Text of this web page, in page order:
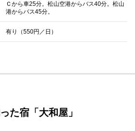
Ｃから車25分。松山空港からバス40分。松山
港からバス45分。
有り（550円／日）
た宿「大和屋」